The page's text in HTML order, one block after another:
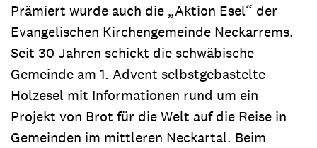
Prämiert wurde auch die „Aktion Esel“ der
Evangelischen Kirchengemeinde Neckarrems.
Seit 30 Jahren schickt die schwäbische
Gemeinde am 1. Advent selbstgebastelte
Holzesel mit Informationen rund um ein
Projekt von Brot für die Welt auf die Reise in
Gemeinden im mittleren Neckartal. Beim